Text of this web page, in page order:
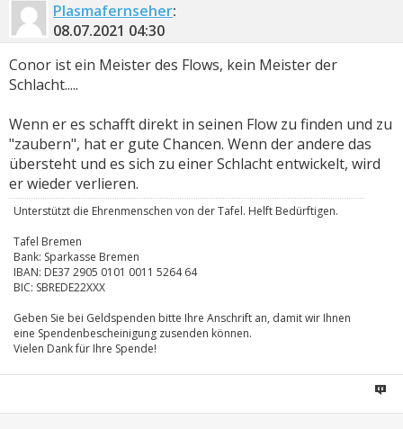
Plasmafernseher:
08.07.2021 04:30
Conor ist ein Meister des Flows, kein Meister der
Schlacht.....
Wenn er es schafft direkt in seinen Flow zu finden und zu
"zaubern", hat er gute Chancen. Wenn der andere das
übersteht und es sich zu einer Schlacht entwickelt, wird
er wieder verlieren.
Unterstützt die Ehrenmenschen von der Tafel. Helft Bedürftigen.
Tafel Bremen
Bank: Sparkasse Bremen
IBAN: DE37 2905 0101 0011 5264 64
BIC: SBREDE22XXX
Geben Sie bei Geldspenden bitte Ihre Anschrift an, damit wir Ihnen
eine Spendenbescheinigung zusenden können.
Vielen Dank für Ihre Spende!